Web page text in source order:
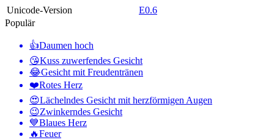
Unicode-Version
E0.6
Populär
👍Daumen hoch
😘Kuss zuwerfendes Gesicht
😂Gesicht mit Freudentränen
❤️Rotes Herz
😍Lächelndes Gesicht mit herzförmigen Augen
😉Zwinkerndes Gesicht
💙Blaues Herz
🔥Feuer